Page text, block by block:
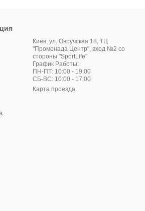
Киев, ул. Овручская 18, ТЦ
"Променада Центр", вход №2 со
стороны "SportLife"
График Работы:
ПН-ПТ: 10:00 - 19:00
СБ-ВС: 10:00 - 17:00
Карта проезда